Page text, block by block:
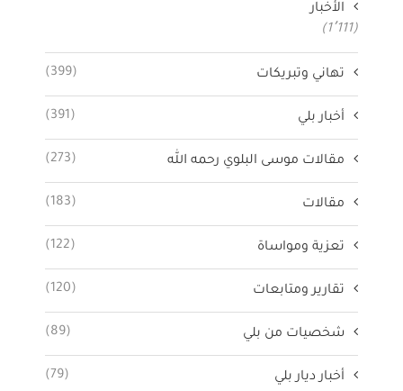
الأخبار
(1٬111)
تهاني وتبريكات (399)
أخبار بلي (391)
مقالات موسى البلوي رحمه الله (273)
مقالات (183)
تعزية ومواساة (122)
تقارير ومتابعات (120)
شخصيات من بلي (89)
أخبار ديار بلي (79)